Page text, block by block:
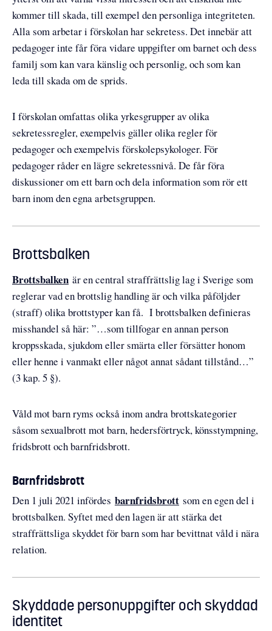
kommer till skada, till exempel den personliga integriteten.
Alla som arbetar i förskolan har sekretess. Det innebär att
pedagoger inte får föra vidare uppgifter om barnet och dess
familj som kan vara känslig och personlig, och som kan
leda till skada om de sprids.
I förskolan omfattas olika yrkesgrupper av olika
sekretessregler, exempelvis gäller olika regler för
pedagoger och exempelvis förskolepsykologer. För
pedagoger råder en lägre sekretessnivå. De får föra
diskussioner om ett barn och dela information som rör ett
barn inom den egna arbetsgruppen.
Brottsbalken
Brottsbalken är en central straffrättslig lag i Sverige som
reglerar vad en brottslig handling är och vilka påföljder
(straff) olika brottstyper kan få. I brottsbalken definieras
misshandel så här: ”…som tillfogar en annan person
kroppsskada, sjukdom eller smärta eller försätter honom
eller henne i vanmakt eller något annat sådant tillstånd…”
(3 kap. 5 §).
Våld mot barn ryms också inom andra brottskategorier
såsom sexualbrott mot barn, hedersförtryck, könsstympning,
fridsbrott och barnfridsbrott.
Barnfridsbrott
Den 1 juli 2021 infördes barnfridsbrott som en egen del i
brottsbalken. Syftet med den lagen är att stärka det
straffrättsliga skyddet för barn som har bevittnat våld i nära
relation.
Skyddade personuppgifter och skyddad
identitet